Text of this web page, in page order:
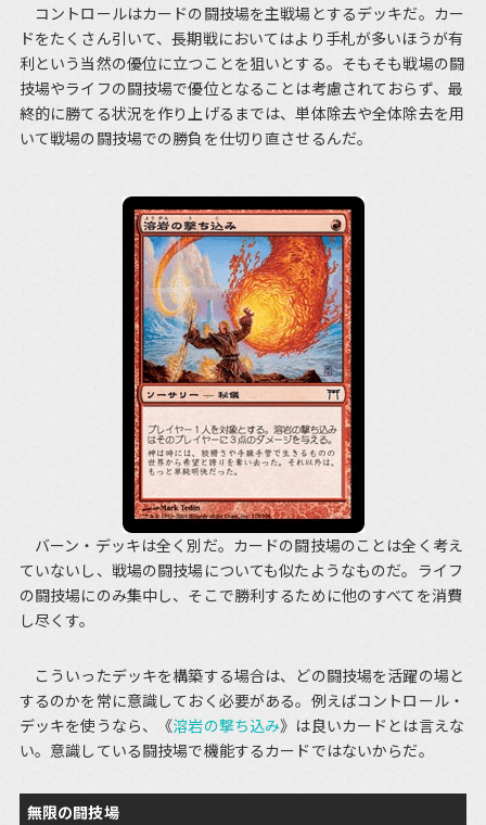
コントロールはカードの闘技場を主戦場とするデッキだ。カー
ドをたくさん引いて、長期戦においてはより手札が多いほうが有
利という当然の優位に立つことを狙いとする。そもそも戦場の闘
技場やライフの闘技場で優位となることは考慮されておらず、最
終的に勝てる状況を作り上げるまでは、単体除去や全体除去を用
いて戦場の闘技場での勝負を仕切り直させるんだ。
バーン・デッキは全く別だ。カードの闘技場のことは全く考え
ていないし、戦場の闘技場についても似たようなものだ。ライフ
の闘技場にのみ集中し、そこで勝利するために他のすべてを消費
し尽くす。
こういったデッキを構築する場合は、どの闘技場を活躍の場と
するのかを常に意識しておく必要がある。例えばコントロール・
デッキを使うなら、《溶岩の撃ち込み》は良いカードとは言えな
い。意識している闘技場で機能するカードではないからだ。
無限の闘技場